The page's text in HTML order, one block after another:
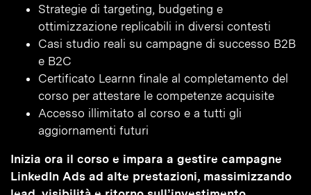
Strategie di targeting, budgeting e
ottimizzazione replicabili in diversi contesti
Casi studio reali su campagne di successo B2B
e B2C
Certificato Learnn finale al completamento del
corso per attestare le competenze acquisite
Accesso illimitato al corso e a tutti gli
aggiornamenti futuri
Inizia ora il corso e impara a gestire campagne
LinkedIn Ads ad alte prestazioni, massimizzando